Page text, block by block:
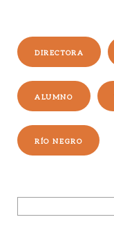
DIRECTORA
ALUMNO
RÍO NEGRO